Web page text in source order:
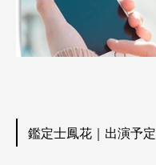
鑑定士鳳花｜出演予定